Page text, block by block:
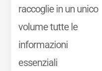
raccoglie in un unico
volume tutte le
informazioni
essenziali